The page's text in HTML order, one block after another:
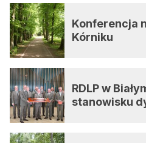
Konferencja
Kórniku
RDLP w
stanowisku